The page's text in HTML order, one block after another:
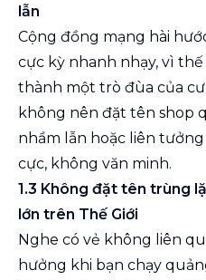
lẫn
Cộng đồng mạng hài
cực kỳ nhanh nhạy, vì
thành một trò đùa của
không nên đặt tên shop
nhầm lẫn hoặc liên
cực, không văn minh.
1.3 Không đặt tên trùng
lớn trên Thế Giới
Nghe có vẻ không liên
hưởng khi bạn chạy